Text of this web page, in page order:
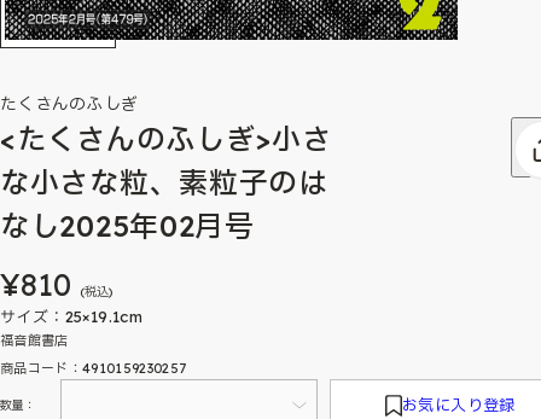
たくさんのふしぎ
<たくさんのふしぎ>小さ
な小さな粒、素粒子のは
なし2025年02月号
¥810 (税込)
サイズ：25×19.1cm
福音館書店
商品コード：4910159230257
数量： お気に入り登録